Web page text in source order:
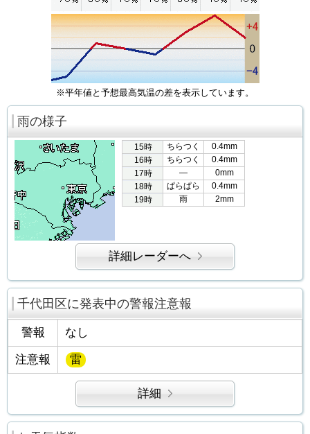
※平年値と予想最高気温の差を表示しています。
雨の様子
15時 ちらつく
0.4mm
16時
ちらつく
0.4mm
17時
―
0mm
18時
ぱらぱら
0.4mm
19時
雨 2mm
詳細レーダーへ
千代田区に発表中の警報注意報
警報 なし
注意報 雷
詳細